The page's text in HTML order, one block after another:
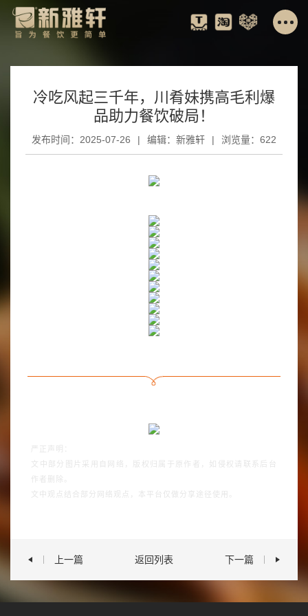
冷吃风起三千年，川肴妹携高毛利爆
品助力餐饮破局！
发布时间：2025-07-26 | 编辑：新雅轩 | 浏览量：622
严正声明：
文中部分图片采用自网络，版权归属于原作者，如侵权请联系后台
作者删除。
文中观点结合部分网络观点，本平台仅做分享途径使用。
上一篇 返回列表 下一篇